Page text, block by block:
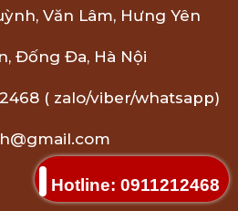
Văn Lâm, Hưng Yên
Đống Đa, Hà Nội
2468 ( zalo/viber/whatsapp)
Hotline: 0911212468